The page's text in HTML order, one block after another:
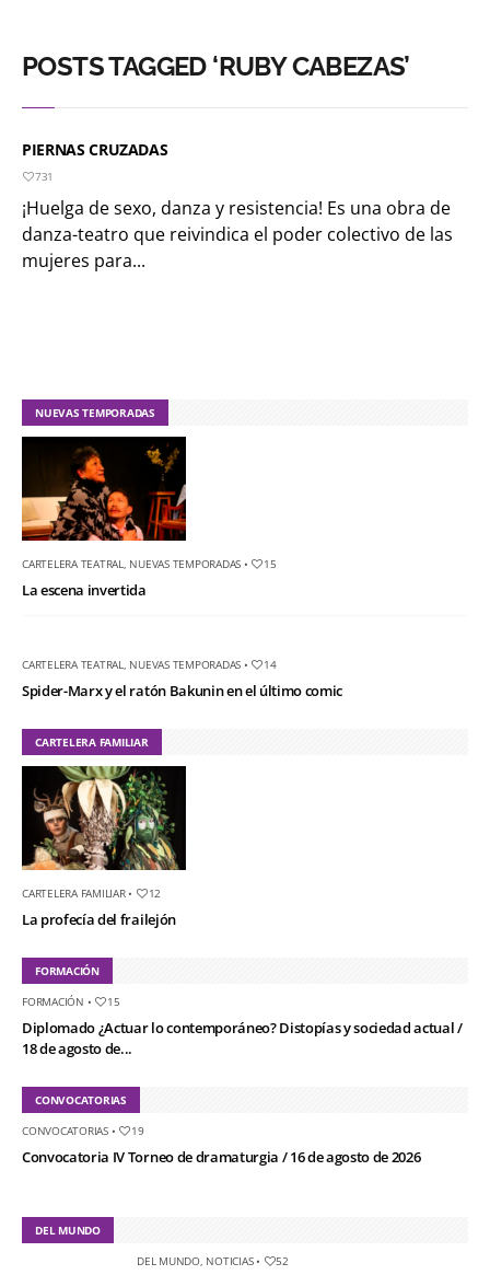
POSTS TAGGED ‘RUBY CABEZAS’
PIERNAS CRUZADAS
731
¡Huelga de sexo, danza y resistencia! Es una obra de
danza-teatro que reivindica el poder colectivo de las
mujeres para...
NUEVAS TEMPORADAS
CARTELERA TEATRAL NUEVAS TEMPORADAS • 15
La escena invertida
CARTELERA TEATRAL NUEVAS TEMPORADAS • 14
Spider-Marx y el ratón Bakunin en el último comic
CARTELERA FAMILIAR
CARTELERA FAMILIAR• 12
La profecía del frailejón
FORMACIÓN
FORMACIÓN • 15
Diplomado ¿Actuar lo contemporáneo? Distopías y sociedad actual /
18 de agosto de...
CONVOCATORIAS
CONVOCATORIAS• 19
Convocatoria IV Torneo de dramaturgia / 16 de agosto de 2026
DEL MUNDO
DEL MUNDO, NOTICIAS• 52